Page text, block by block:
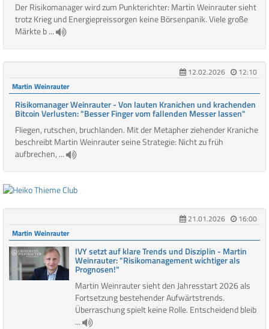
Der Risikomanager wird zum Punkterichter: Martin Weinrauter sieht
trotz Krieg und Energiepreissorgen keine Börsenpanik. Viele große
Märkte b ...
12.02.2026
12:10
Martin Weinrauter
Risikomanager Weinrauter - Von lauten Kranichen und krachenden
Bitcoin Verlusten: "Besser Finger vom fallenden Messer lassen"
Fliegen, rutschen, bruchlanden. Mit der Metapher ziehender Kraniche
beschreibt Martin Weinrauter seine Strategie: Nicht zu früh
aufbrechen, ...
21.01.2026
16:00
Martin Weinrauter
IVY setzt auf klare Trends und Disziplin - Martin
Weinrauter: "Risikomanagement wichtiger als
Prognosen!"
Martin Weinrauter sieht den Jahresstart 2026 als
Fortsetzung bestehender Aufwärtstrends.
Überraschung spielt keine Rolle. Entscheidend bleib
...